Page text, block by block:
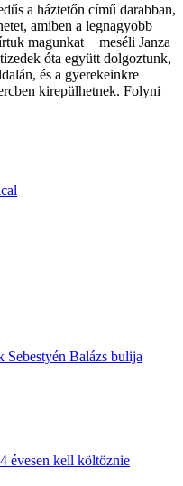
a háztetőn című darabban,
amiben a legnagyobb
magunkat − meséli Janza
óta együtt dolgoztunk,
és a gyerekeinkre
kirepülhetnek. Folyni
Sebestyén Balázs bulija
évesen kell költöznie